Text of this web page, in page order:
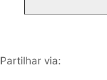
Partilhar via: